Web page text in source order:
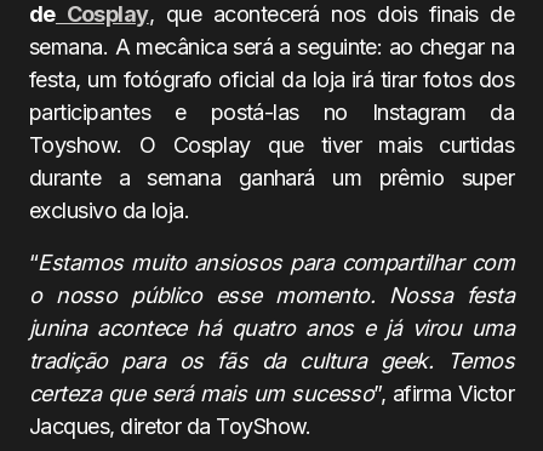
deCosplay, que acontecerá nos dois finais de
semana. A mecânica será a seguinte: ao chegar na
festa, um fotógrafo oficial da loja irá tirar fotos dos
participantes e postá-las no Instagram da
Toyshow. O Cosplay que tiver mais curtidas
durante a semana ganhará um prêmio super
exclusivo da loja.
“Estamos muito ansiosos para compartilhar com
o nosso público esse momento. Nossa festa
junina acontece há quatro anos e já virou uma
tradição para os fãs da cultura geek. Temos
certeza que será mais um sucesso”, afirma Victor
Jacques, diretor da ToyShow.